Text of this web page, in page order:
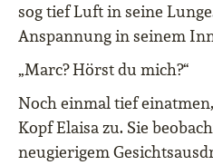
sog tief Luft in seine
Anspannung in seinem
„Marc? Hörst du mich?“
Noch einmal tief
Kopf Elaisa zu. Sie
neugierigem